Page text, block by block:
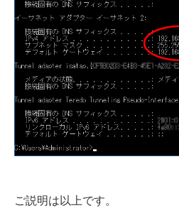
ご説明は以上です。